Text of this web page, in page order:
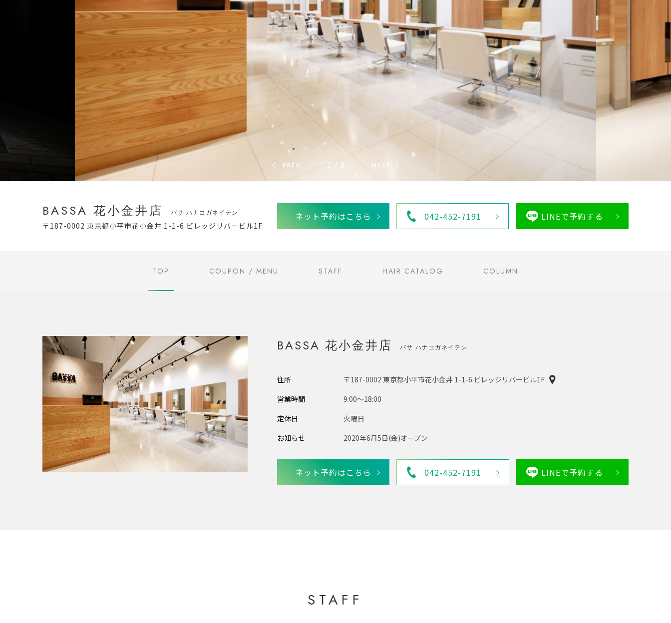
1 / 8
BASSA 花小金井店 バサ ハナコガネイテン
〒187-0002 東京都小平市花小金井 1-1-6 ビレッジリバービル1F
ネット予約はこちら 042-452-7191 LINEで予約する
TOP COUPON / MENU STAFF HAIR CATALOG COLUMN
BASSA 花小金井店 バサ ハナコガネイテン
住所
〒187-0002 東京都小平市花小金井 1-1-6 ビレッジリバービル1F
営業時間
9:00〜18:00
定休日
火曜日
お知らせ
2020年6月5日(金)オープン
ネット予約はこちら 042-452-7191 LINEで予約する
STAFF